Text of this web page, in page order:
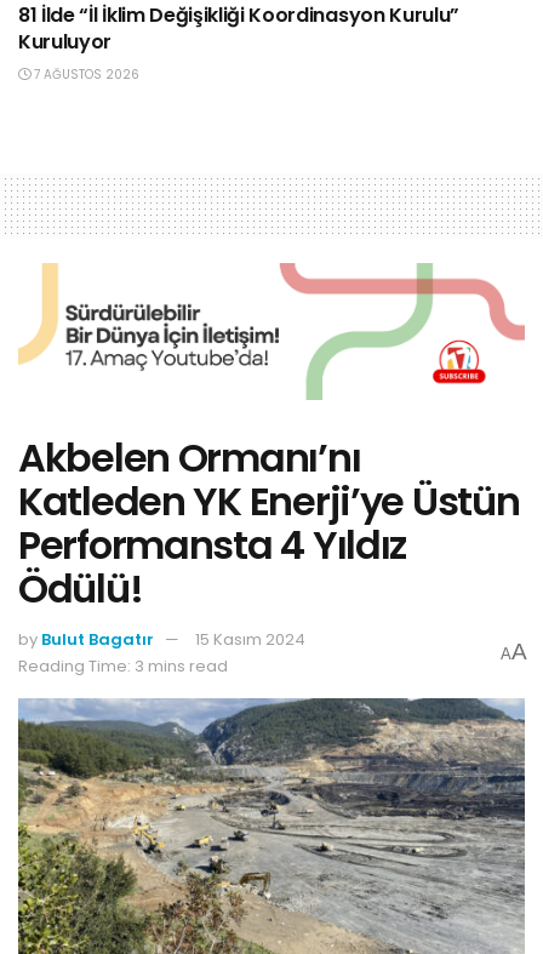
81 İlde “İl İklim Değişikliği Koordinasyon Kurulu”
Kuruluyor
7 AĞUSTOS 2026
Akbelen Ormanı’nı
Katleden YK Enerji’ye Üstün
Performansta 4 Yıldız
Ödülü!
by Bulut Bagatır
15 Kasım 2024
Reading Time: 3 mins read
AA